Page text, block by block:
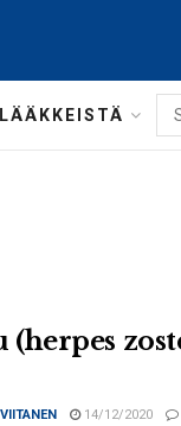
(herpes
14/12/2020